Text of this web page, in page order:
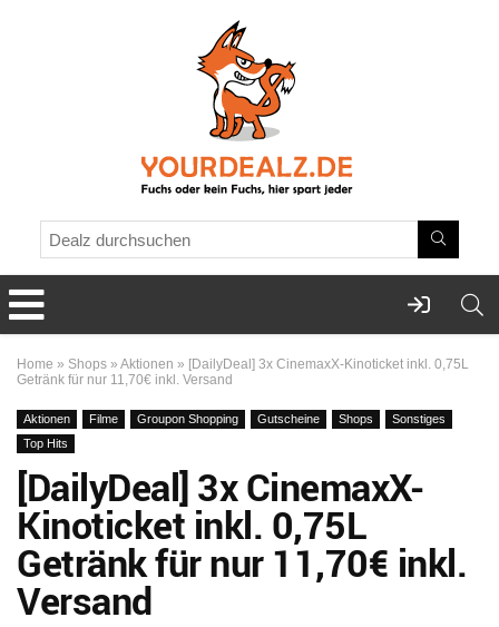
Home » Shops » Aktionen » [DailyDeal] 3x CinemaxX-Kinoticket inkl. 0,75L
Getränk für nur 11,70€ inkl. Versand
Aktionen Filme Groupon Shopping Gutscheine Shops
Sonstiges
Top Hits
[DailyDeal] 3x CinemaxX-
Kinoticket inkl. 0,75L
Getränk für nur 11,70€ inkl.
Versand